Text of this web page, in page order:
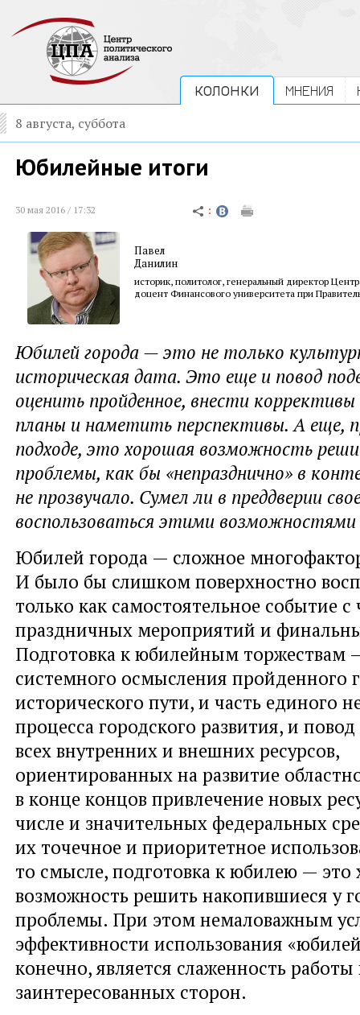
КОЛОНКИ МНЕНИЯ
8 августа, суббота
Юбилейные итоги
30 мая 2016 / 17:32
Павел
Данилин
историк, политолог, генеральный директор
доцент Финансового университета при
Юбилей города — это не только
историческая дата. Это еще и повод
оценить пройденное, внести
планы и наметить перспективы. А еще,
подходе, это хорошая возможность
проблемы, как бы «непразднично» в
не прозвучало. Сумел ли в преддверии
воспользоваться этими
Юбилей города — сложное
И было бы слишком поверхностно
только как самостоятельное событие с
праздничных мероприятий и
Подготовка к юбилейным торжествам
системного осмысления пройденного
исторического пути, и часть единого
процесса городского развития, и
всех внутренних и внешних ресурсов,
ориентированных на развитие
в конце концов привлечение новых
числе и значительных федеральных
их точечное и приоритетное
то смысле, подготовка к юбилею — это
возможность решить накопившиеся у
проблемы. При этом немаловажным
эффективности использования
конечно, является слаженность работы
заинтересованных сторон.